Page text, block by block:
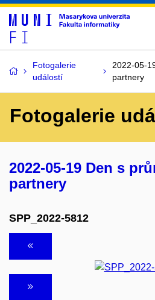
Fotogalerie
událostí
2022-05-
partnery
Fotogalerie
2022-05-19 Den s
partnery
SPP_2022-5812